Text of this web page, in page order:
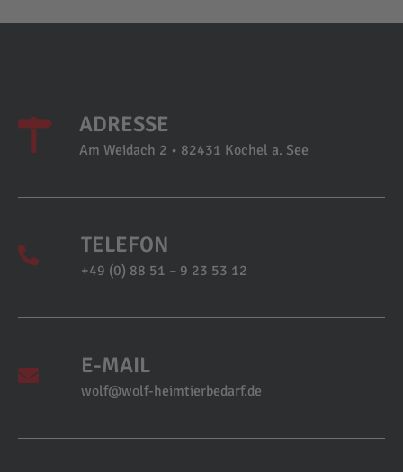
ADRESSE
Am Weidach 2 • 82431 Kochel a. See
TELEFON
+49 (0) 88 51 – 9 23 53 12
E-MAIL
wolf@wolf-heimtierbedarf.de